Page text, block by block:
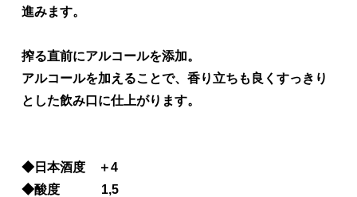
進みます。
搾る直前にアルコールを添加。
アルコールを加えることで、香り立ちも良くすっきり
とした飲み口に仕上がります。
◆日本酒度 ＋4
◆酸度 1,5